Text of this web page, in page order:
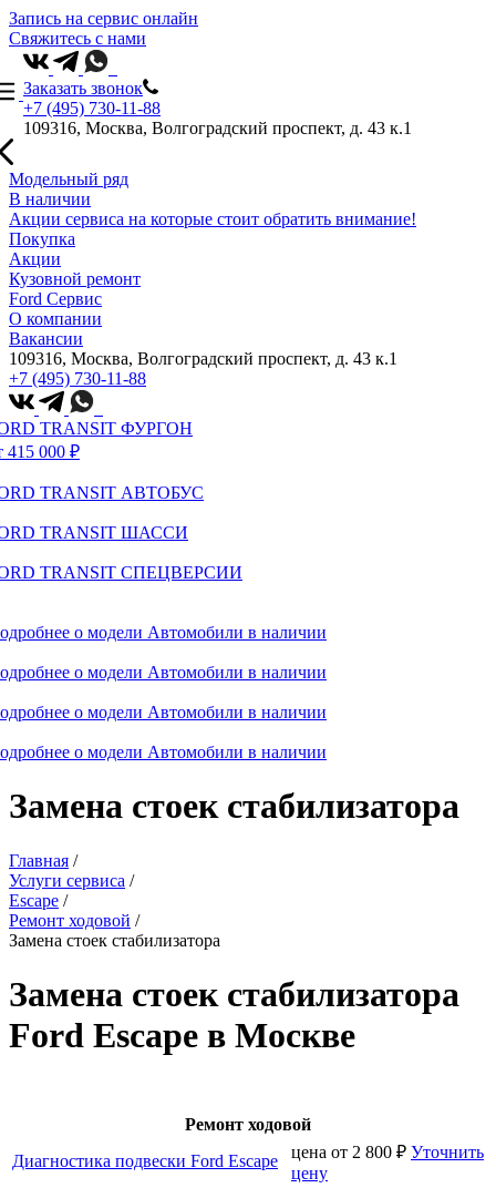
Запись на сервис онлайн
Свяжитесь с нами
Заказать звонок
+7 (495) 730-11-88
109316, Москва, Волгоградский проспект, д. 43 к.1
Модельный ряд
В наличии
Акции сервиса на которые стоит обратить внимание!
Покупка
Акции
Кузовной ремонт
Ford Сервис
О компании
Вакансии
109316, Москва, Волгоградский проспект, д. 43 к.1
+7 (495) 730-11-88
TRANSIT ФУРГОН
415 000 ₽
TRANSIT АВТОБУС
TRANSIT ШАССИ
TRANSIT СПЕЦВЕРСИИ
о модели Автомобили в наличии
о модели Автомобили в наличии
о модели Автомобили в наличии
о модели Автомобили в наличии
Замена стоек стабилизатора
Главная /
Услуги сервиса /
Escape /
Ремонт ходовой /
Замена стоек стабилизатора
Замена стоек стабилизатора
Ford Escape в Москве
Ремонт ходовой
Диагностика подвески Ford Escape
цена от 2 800 ₽ Уточнить
цену